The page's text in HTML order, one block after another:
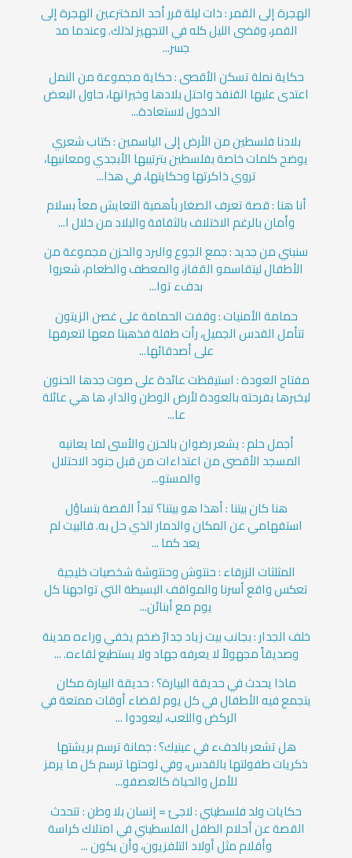
الهجرة إلى القمر : ذات ليلة قرر أحد المخترعين الهجرة إلى
القمر، وقضى الليل كله في التجهيز لذلك. وعندما مد
جسر...
حكاية نملة تسكن الأقصى : حكاية مجموعة من النمل
اعتدى عليها القنفذ واحتل بلادها وخيراتها، حاول البعض
الدخول لاستعادة...
بلادنا فلسطين من الأرض إلى الياسمين : كتاب شعري
يوضح كلمات خاصة بفلسطين بترتيبها الأبجدي ومعانيها،
تروي ذاكرتها وحكايتها، في هذا...
أنا هنا : قصة تعرف الصغار بأهمية التعايش معاً بسلام
وأمان بالرغم الاختلاف بالثقافة والبلاد من خلال ا...
سنبني من جديد : جمع الجوع والبرد والحزن مجموعة من
الأطفال ليتقاسمو القفاز، والمعطف والطعام، شعروا
بدفء توا...
حمامة الأمنيات : وقفت الحمامة على غصن الزيتون
تتأمل القدس الجميل، رأت طفلة فذهبتا معها لتعرفها
على أصدقائها...
مفتاح العودة : استيقظت عائدة على صوت جدها الحنون
ليخبرها بفرحته بالعودة لأرض الوطن والدار، ها هي عائلة
عا...
أجمل حلم : يشعر رضوان بالحزن والأسى لما يعانيه
المسجد الأقصى من اعتداءات من قبل جنود الاحتلال
والمستو...
هنا كان بيتنا : أهذا هو بيتنا؟ تبدأ القصة بتساؤل
استفهامي عن المكان والدمار الذي حل به. فالبيت لم
يعد كما ...
المثلثات الزرقاء : حنتوش وحنتوشة شخصيات خليجية
تعكس واقع أسرنا والمواقف البسيطة التي تواجهنا كل
يوم مع أبنائن...
خلف الجدار : بجانب بيت زياد جدارٌ ضخم يخفي وراءه مدينة
وصديقاً مجهولاً لا يعرفه جهاد ولا يستطيع لقاءه. ...
ماذا يحدث في حديقة البيارة؟ : حديقة البيارة مكان
يتجمع فيه الأطفال في كل يوم لقضاء أوقات ممتعة في
الركض واللعب، ليعودوا ...
هل تشعر بالدفء في عينيك؟ : جمانة ترسم بريشتها
ذكريات طفولتها بالقدس، وفي لوحتها ترسم كل ما يرمز
للأمل والحياة كالعصفو...
حكايات ولد فلسطيني : لاجئ = إنسان بلا وطن : تتحدث
القصة عن أحلام الطفل الفلسطيني في امتلاك كراسة
وأقلام مثل أولاد التلفزيون، وأن يكون ...